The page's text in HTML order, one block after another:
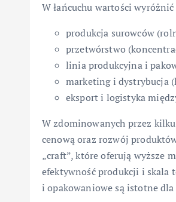
W łańcuchu wartości
produkcja surowców
przetwórstwo
linia produkcyjna i
marketing i dystrybucja
eksport i logistyka
W zdominowanych przez
cenową oraz rozwój
„craft”, które oferują wyższe
efektywność produkcji i skala
i opakowaniowe są istotne